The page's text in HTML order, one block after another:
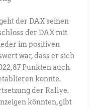
der DAX seinen
der DAX mit
im positiven
war, dass er sich
Punkten auch
konnte.
der Rallye.
könnten, gibt